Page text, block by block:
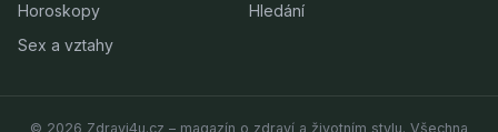
Horoskopy
Sex a vztahy
Hledání
© 2026 Zdravi4u.cz – magazín o zdraví a životním stylu. Všechna